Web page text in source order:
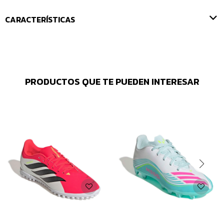
CARACTERÍSTICAS
PRODUCTOS QUE TE PUEDEN INTERESAR